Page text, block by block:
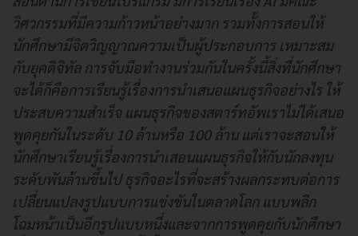
วิศวกรรมที่มีความก้าวหน้าอย่างมาก รวมทั้งการสอนให้
นักศึกษามีจิตวิญญาณความเป็นผู้ประกอบการ เหมาะสม
กับยุคดิจิทัล การจับมือทำงานร่วมกันในครั้งนี้สิ่งที่นักศึกษา
จะได้ก็คือการเรียนรู้เรื่องการนำเสนอแผนธุรกิจอย่างไร ให้
ประสบความสำเร็จ แผนธุรกิจของสตาร์ทอัพเราไม่ได้เสนอ
พูดคุยกันในระดับ 10 ล้านหรือ 100 ล้าน แต่เราจะสอนให้
นักศึกษาเรียนรู้เรื่องการนำเสอนแผนธุรกิจให้กับนักลงทุน
ระดับพันล้านขึ้นไป ธุรกิจอะไรที่จะสร้างผลกระทบต่อการ
เปลี่ยนแปลงรูปแบบการแข่งขันในตลาดโลก แบบพลิก
โฉมหน้าเป็นอีกรูปแบบหนึ่งและจากการพูดคุยกับนักศึกษา